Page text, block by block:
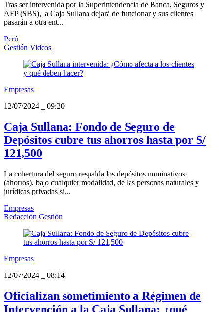
Tras ser intervenida por la Superintendencia de Banca, Seguros y
AFP (SBS), la Caja Sullana dejará de funcionar y sus clientes
pasarán a otra ent...
Perú
Gestión Videos
Empresas
12/07/2024
09:20
Caja Sullana: Fondo de Seguro de
Depósitos cubre tus ahorros hasta por S/
121,500
La cobertura del seguro respalda los depósitos nominativos
(ahorros), bajo cualquier modalidad, de las personas naturales y
jurídicas privadas si...
Empresas
Redacción Gestión
Empresas
12/07/2024
08:14
Oficializan sometimiento a Régimen de
Intervención a la Caja Sullana: ¿qué